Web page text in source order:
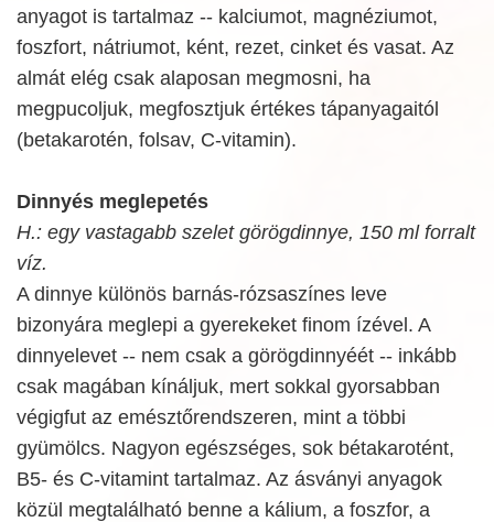
anyagot is tartalmaz -- kalciumot, magnéziumot,
foszfort, nátriumot, ként, rezet, cinket és vasat. Az
almát elég csak alaposan megmosni, ha
megpucoljuk, megfosztjuk értékes tápanyagaitól
(betakarotén, folsav, C-vitamin).
Dinnyés meglepetés
H.: egy vastagabb szelet görögdinnye, 150 ml forralt
víz.
A dinnye különös barnás-rózsaszínes leve
bizonyára meglepi a gyerekeket finom ízével. A
dinnyelevet -- nem csak a görögdinnyéét -- inkább
csak magában kínáljuk, mert sokkal gyorsabban
végigfut az emésztőrendszeren, mint a többi
gyümölcs. Nagyon egészséges, sok bétakarotént,
B5- és C-vitamint tartalmaz. Az ásványi anyagok
közül megtalálható benne a kálium, a foszfor, a